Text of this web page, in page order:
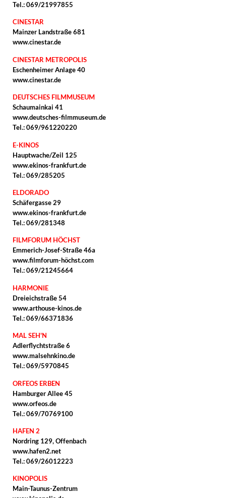
Tel.: 069/21997855
CINESTAR
Mainzer Landstraße 681
www.cinestar.de
CINESTAR METROPOLIS
Eschenheimer Anlage 40
www.cinestar.de
DEUTSCHES FILMMUSEUM
Schaumainkai 41
www.deutsches-filmmuseum.de
Tel.: 069/961220220
E-KINOS
Hauptwache/Zeil 125
www.ekinos-frankfurt.de
Tel.: 069/285205
ELDORADO
Schäfergasse 29
www.ekinos-frankfurt.de
Tel.: 069/281348
FILMFORUM HÖCHST
Emmerich-Josef-Straße 46a
www.filmforum-höchst.com
Tel.: 069/21245664
HARMONIE
Dreieichstraße 54
www.arthouse-kinos.de
Tel.: 069/66371836
MAL SEH'N
Adlerflychtstraße 6
www.malsehnkino.de
Tel.: 069/5970845
ORFEOS ERBEN
Hamburger Allee 45
www.orfeos.de
Tel.: 069/70769100
HAFEN 2
Nordring 129, Offenbach
www.hafen2.net
Tel.: 069/26012223
KINOPOLIS
Main-Taunus-Zentrum